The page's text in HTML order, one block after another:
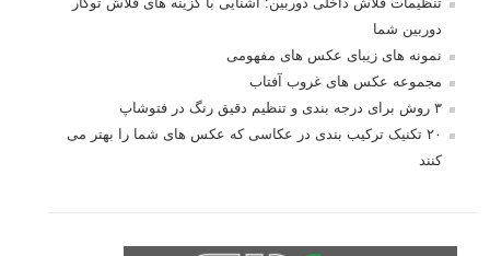
دوربین شما
نمونه های زیبای عکس های مفهومی
مجموعه عکس های غروب آفتاب
۳ روش برای درجه بندی و تنظیم دقیق رنگ در فتوشاپ
۲۰ تکنیک ترکیب بندی در عکاسی که عکس های شما را بهتر می
کنند